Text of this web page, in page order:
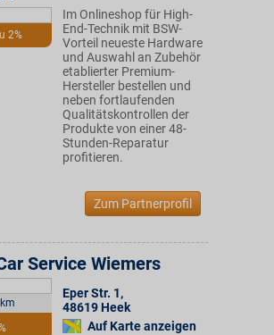
2%
Im Onlineshop für High-
End-Technik mit BSW-
Vorteil neueste Hardware
und Auswahl an Zubehör
etablierter Premium-
Hersteller bestellen und
neben fortlaufenden
Qualitätskontrollen der
Produkte von einer 48-
Stunden-Reparatur
profitieren.
Zum Partnerprofil
Service Wiemers
Eper Str. 1,
48619 Heek
Auf Karte anzeigen